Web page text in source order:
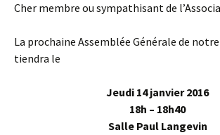
Cher membre ou sympathisant de
La prochaine Assemblée Générale de
tiendra le
Jeudi 14 janvier 2016
18h – 18h40
Salle Paul Langevin